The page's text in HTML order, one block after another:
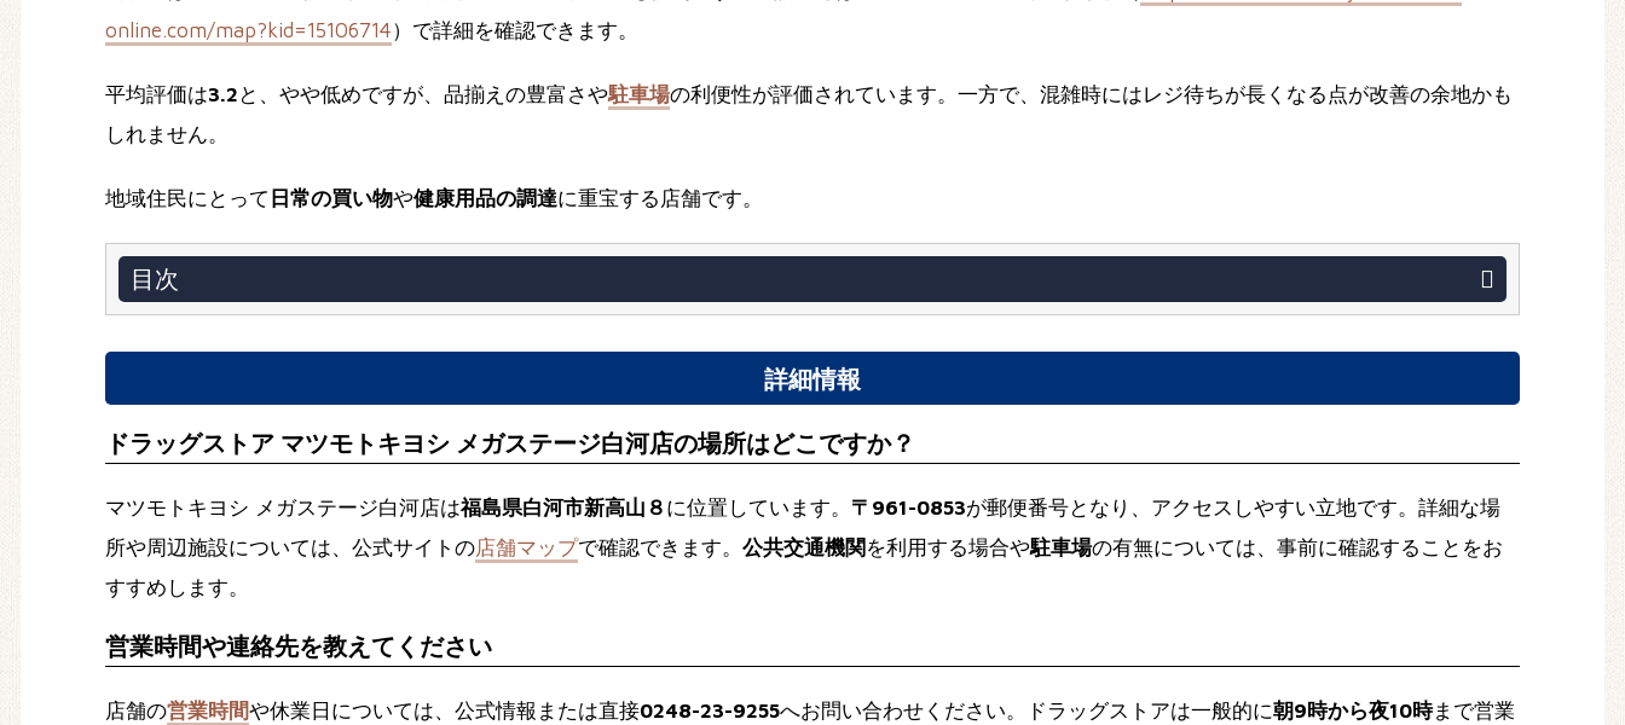
online.com/map?kid=15106714）で詳細を確認できます。
平均評価は3.2 と、やや低めですが、品揃えの豊富さや駐車場の利便性が評価されています。一方で、混雑時にはレジ待ちが長くなる点が改善の余地かも
しれません。
地域住民にとって 日常の買い物や健康用品の調達に重宝する店舗です。
目次
詳細情報
ドラッグストア マツモトキヨシ メガステージ白河店の場所はどこですか？
マツモトキヨシ メガステージ白河店は福島県白河市新高山８ に位置しています。 〒961-0853が郵便番号となり、アクセスしやすい立地です。詳細な場
所や周辺施設については、公式サイトの店舗マップで確認できます。 公共交通機関 を利用する場合や駐車場の有無については、事前に確認することをお
すすめします。
営業時間や連絡先を教えてください
店舗の営業時間や休業日については、公式情報または直接0248-23-9255へお問い合わせください。ドラッグストアは一般的に朝9時から夜10時まで営業